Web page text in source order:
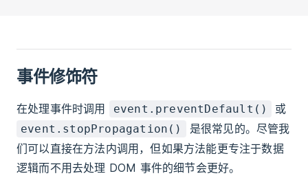
事件修饰符
在处理事件时调用 event.preventDefault() 或
event.stopPropagation()
是很常见的。尽管我
们可以直接在方法内调用，但如果方法能更专注于数据
逻辑而不用去处理 DOM 事件的细节会更好。